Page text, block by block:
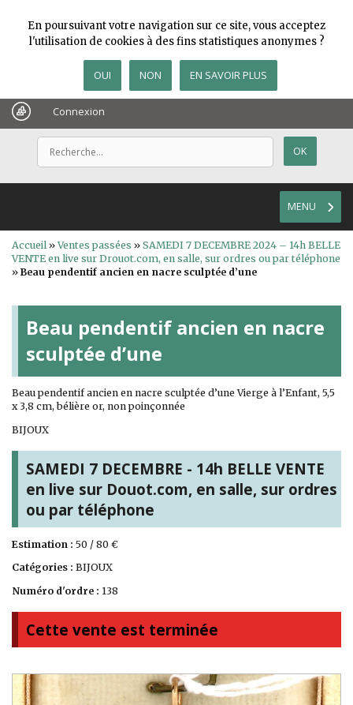
Connexion
MENU
Accueil»Ventes passées » SAMEDI 7 DECEMBRE 2024 – 14h BELLE
VENTE en live sur Drouot.com, en salle, sur ordres ou par téléphone
» Beau pendentif ancien en nacre sculptée d’une
Beau pendentif ancien en nacre
sculptée d’une
Beau pendentif ancien en nacre sculptée d’une Vierge à l’Enfant, 5,5
x 3,8 cm, bélière or, non poinçonnée
BIJOUX
SAMEDI 7 DECEMBRE - 14h BELLE VENTE
en live sur Douot.com, en salle, sur ordres
ou par téléphone
Estimation : 50 / 80 €
Catégories : BIJOUX
Numéro d'ordre : 138
Cette vente est terminée
En poursuivant votre navigation sur ce site, vous acceptez
l'utilisation de cookies à des fins statistiques anonymes ?
OUI NON EN SAVOIR PLUS